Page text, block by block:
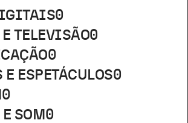
0
TELEVISÃO0
0
E ESPETÁCULOS0
0
SOM 0